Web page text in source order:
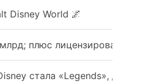
Disney World 🌌
плюс лицензирование, мерч,
стала «Legends», для